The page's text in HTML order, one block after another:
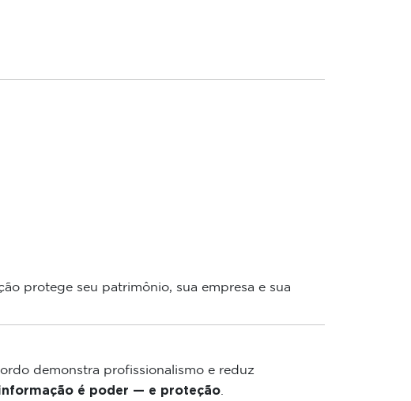
protege seu patrimônio, sua empresa e sua
demonstra profissionalismo e reduz
é poder — e proteção.